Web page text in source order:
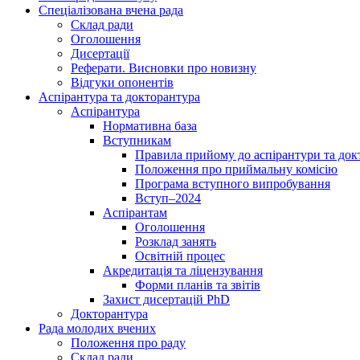
Спеціалізована вчена рада
Склад ради
Оголошення
Дисертації
Реферати. Висновки про новизну
Відгуки опонентів
Аспірантура та докторантура
Аспірантура
Нормативна база
Вступникам
Правила прийому до аспірантури та
Положення про приймальну комісію
Програма вступного випробування
Вступ–2024
Аспірантам
Оголошення
Розклад занять
Освітній процес
Акредитація та ліцензування
Форми планів та звітів
Захист дисертацій PhD
Докторантура
Рада молодих вчених
Положення про раду
Склад ради